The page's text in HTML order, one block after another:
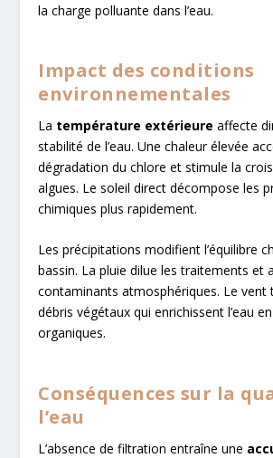
la charge polluante dans l’eau.
Impact des conditions
environnementales
La température extérieure affecte
stabilité de l’eau. Une chaleur élevée
dégradation du chlore et stimule la
algues. Le soleil direct décompose les
chimiques plus rapidement.
Les précipitations modifient l’équilibre
bassin. La pluie dilue les traitements et
contaminants atmosphériques. Le vent
débris végétaux qui enrichissent l’eau
organiques.
Conséquences sur la
l’eau
L’absence de filtration entraîne une